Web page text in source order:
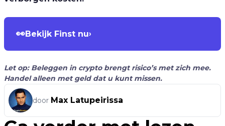
👀Bekijk Finst nu›
Let op: Beleggen in crypto brengt risico’s met zich mee.
Handel alleen met geld dat u kunt missen.
door Max Latupeirissa